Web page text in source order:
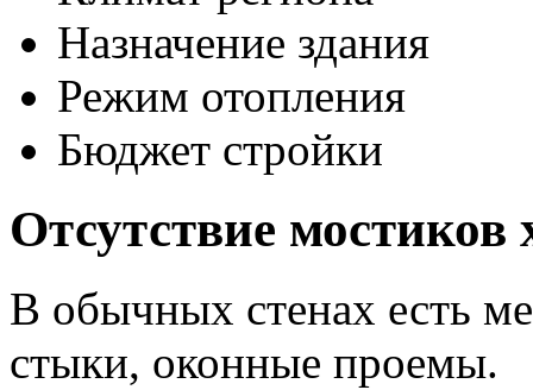
Назначение здания
Режим отопления
Бюджет стройки
Отсутствие мостиков
В обычных стенах есть
стыки, оконные проемы.